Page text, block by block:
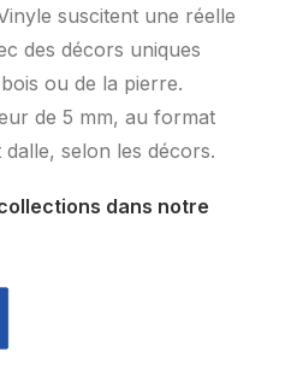
suscitent une réelle
des décors uniques
ou de la pierre.
de 5 mm, au format
selon les décors.
dans notre